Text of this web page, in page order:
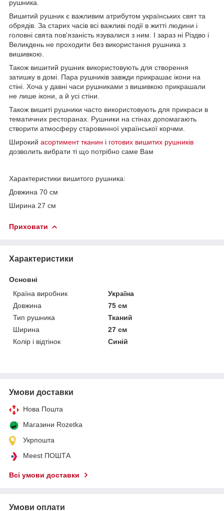
рушника.
Вишитий рушник є важливим атрибутом українських свят та
обрядів. За старих часів всі важливі події в житті людини і
головні свята пов'язаність язувалися з ним. І зараз ні Різдво і
Великдень не проходити без використання рушника з
вишивкою.
Також вишитий рушник використовують для створення
затишку в домі. Пара рушників завжди прикрашає ікони на
стіні. Хоча у давні часи рушниками з вишивкою прикрашали
не лише ікони, а й усі стіни.
Також вишиті рушники часто використовують для прикраси в
тематичних ресторанах. Рушники на стінах допомагають
створити атмосферу старовинної української корчми.
Широкий асортимент тканин і готових вишитих рушників
дозволить вибрати ті що потрібно саме Вам
Характеристики вишитого рушника:
Довжина 70 см
Ширина 27 см
Приховати
Характеристики
Основні
Країна виробник
Україна
Довжина
75 см
Тип рушника
Тканий
Ширина
27 см
Колір і відтінок
Синій
Умови доставки
Нова Пошта
Магазини Rozetka
Укрпошта
Meest ПОШТА
Всі умови доставки
Умови оплати